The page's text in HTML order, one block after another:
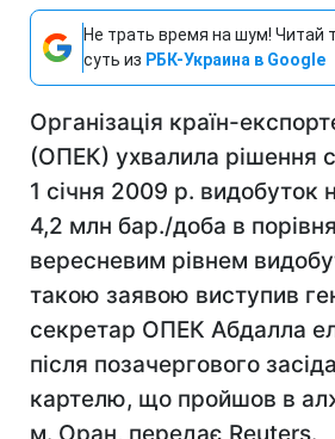
Не трать время на шум! Читай
суть из РБК-Украина в Google
Організація країн-
(ОПЕК) ухвалила рішення
1 січня 2009 р. видобуток
4,2 млн бар./доба в
вересневим рівнем
такою заявою виступив
секретар ОПЕК Абдалла
після позачергового
картелю, що пройшов в